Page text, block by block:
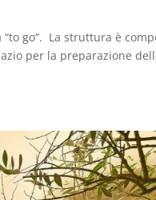
go”. La struttura è
per la preparazione